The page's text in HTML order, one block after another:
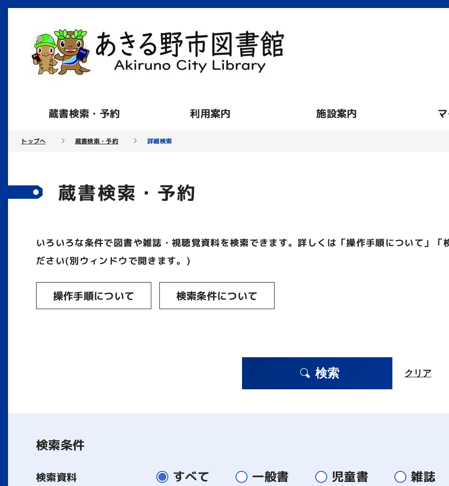
蔵書検索・予約 利用案内 施設案内
トップへ 蔵書検索・予約 詳細検索
蔵書検索・予約
いろいろな条件で図書や雑誌・視聴覚資料を検索できます。詳しくは「操作手順について」
ださい(別ウィンドウで開きます。)
操作手順について 検索条件について
検索 クリア
検索条件
検索資料 すべて 一般書 児童書 雑誌